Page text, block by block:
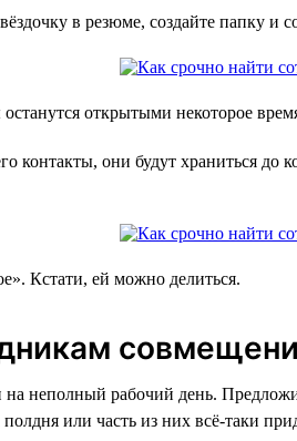
в резюме, создайте папку и
открытыми некоторое
они будут храниться
Кстати, ей можно делиться.
неполный рабочий день.
или часть из них всё-таки